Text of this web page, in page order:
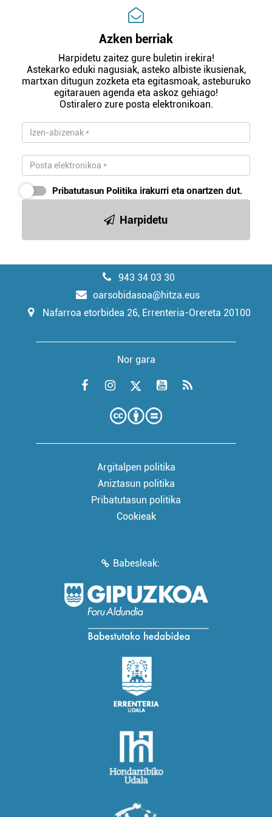
Azken berriak
Harpidetu zaitez gure buletin irekira!
Astekarko eduki nagusiak, asteko albiste ikusienak,
martxan ditugun zozketa eta egitasmoak, asteburuko
egitarauen agenda eta askoz gehiago!
Ostiralero zure posta elektronikoan.
Pribatutasun Politika irakurri eta onartzen dut.
Harpidetu
943 34 03 30
oarsobidasoa@hitza.eus
Nafarroa etorbidea 26, Errenteria-Orereta 20100
Nor gara
Argitalpen politika
Aniztasun politika
Pribatutasun politika
Cookieak
Babesleak: